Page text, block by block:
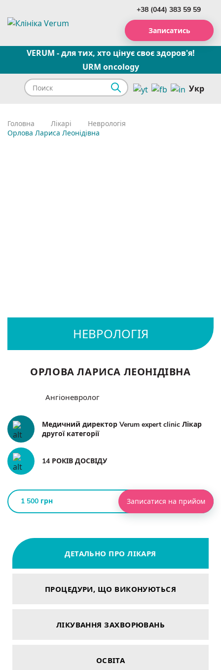
+38 (044) 383 59 59
Записатись
VERUM - для тих, хто цінує своє здоров'я!
URM oncology
Укр
Головна Лікарі
Неврологія
Орлова Лариса Леонідівна
ОРЛОВА ЛАРИСА ЛЕОНІДІВНА
Ангіоневролог
Медичний директор Verum expert clinic Лікар
другої категорії
14 РОКІВ ДОСВІДУ
1 500 грн Записатися на прийом
ДЕТАЛЬНО ПРО ЛІКАРЯ
ПРОЦЕДУРИ, ЩО ВИКОНУЮТЬСЯ
ЛІКУВАННЯ ЗАХВОРЮВАНЬ
ОСВІТА